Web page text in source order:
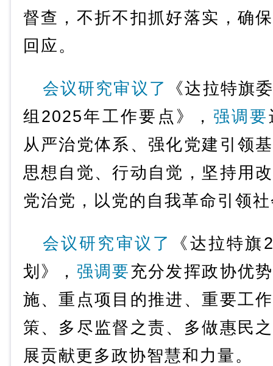
督查，不折不扣抓好落实，确
回应。
会议研究审议了
《达拉特旗
组2025年工作要点》， 强调要
从严治党体系、强化党建引领
思想自觉、行动自觉，坚持用
党治党，以党的自我革命引领
会议研究审议了
《达拉特
划》， 强调要充分发挥政协优
施、重点项目的推进、重要工
策、多尽监督之责、多做惠民
展贡献更多政协智慧和力量。